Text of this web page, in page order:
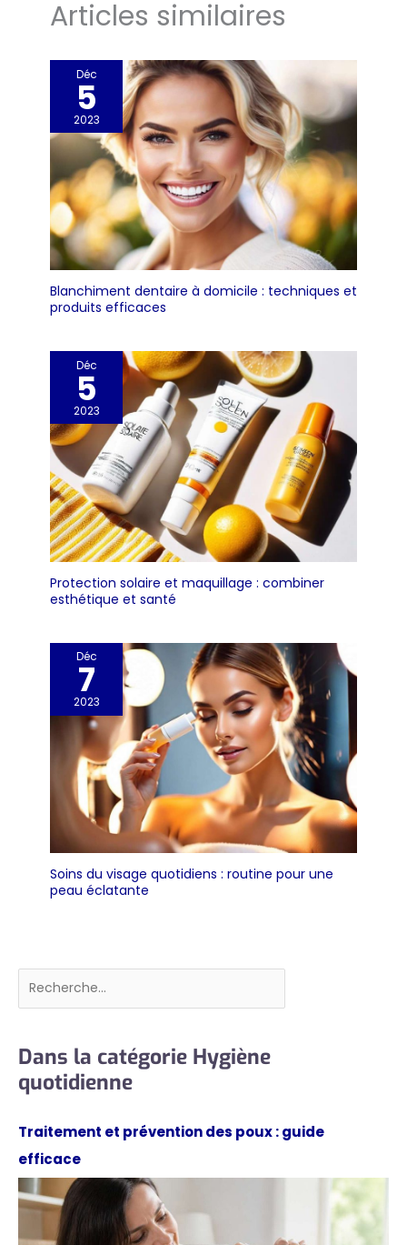
Articles similaires
Déc
5
2023
Blanchiment dentaire à domicile : techniques et
produits efficaces
Déc
5
2023
Protection solaire et maquillage : combiner
esthétique et santé
Déc
7
2023
Soins du visage quotidiens : routine pour une
peau éclatante
Rechercher
Dans la catégorie Hygiène
quotidienne
Traitement et prévention des poux : guide
efficace